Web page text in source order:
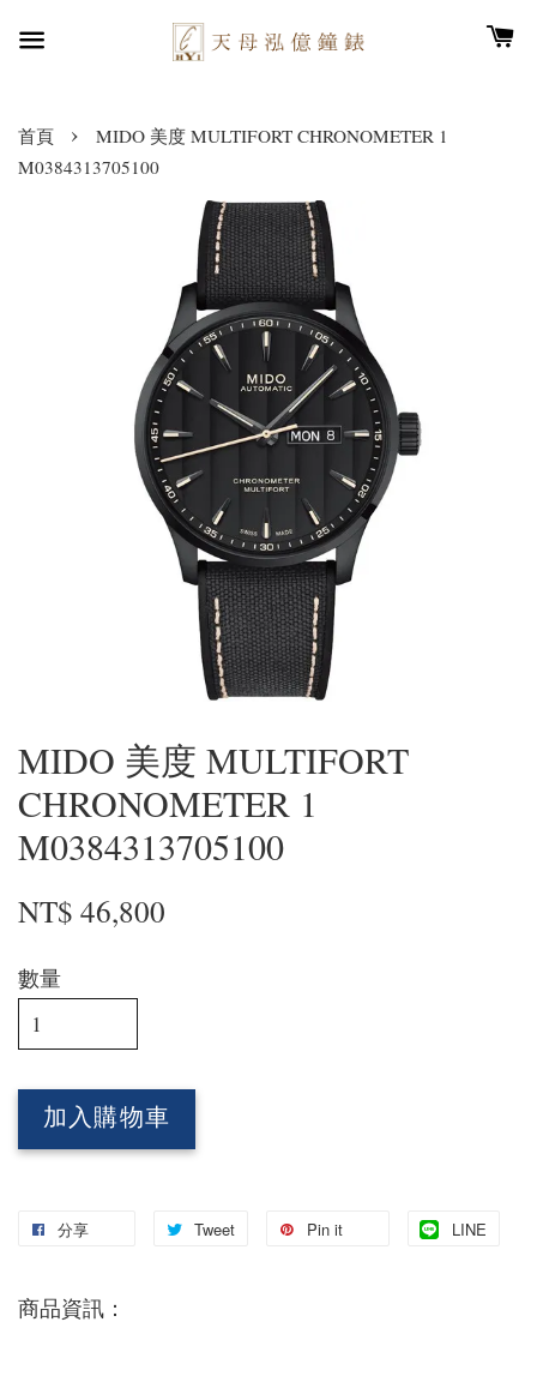
首頁 ›
MIDO 美度 MULTIFORT CHRONOMETER 1
M0384313705100
MIDO 美度 MULTIFORT
CHRONOMETER 1
M0384313705100
NT$ 46,800
數量
加入購物車
分享 Tweet Pin it LINE
商品資訊：